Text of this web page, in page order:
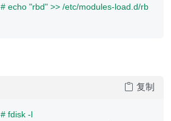
# echo "rbd" >> /etc/modules-load.d/rb
# fdisk -l
复制